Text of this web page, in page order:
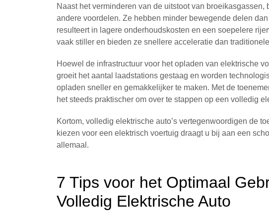
Naast het verminderen van de uitstoot van broeikasgassen,
andere voordelen. Ze hebben minder bewegende delen
resulteert in lagere onderhoudskosten en een soepelere
vaak stiller en bieden ze snellere acceleratie dan traditionele
Hoewel de infrastructuur voor het opladen van elektrische
groeit het aantal laadstations gestaag en worden
opladen sneller en gemakkelijker te maken. Met de
het steeds praktischer om over te stappen op een volledig
Kortom, volledig elektrische auto’s vertegenwoordigen de
kiezen voor een elektrisch voertuig draagt u bij aan een
allemaal.
7 Tips voor het Optimaal
Volledig Elektrische Auto